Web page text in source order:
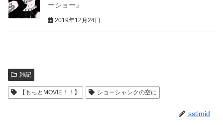
ーショー』
2019年12月24日
雑記
【もっとMOVIE！！】 ショーシャンクの空に
sstimid